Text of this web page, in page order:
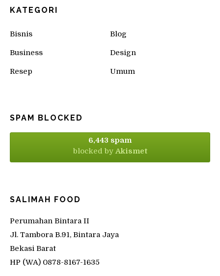
KATEGORI
Bisnis Blog
Business Design
Resep Umum
SPAM BLOCKED
6,443 spam
blocked by Akismet
SALIMAH FOOD
Perumahan Bintara II
Jl. Tambora B.91, Bintara Jaya
Bekasi Barat
HP (WA) 0878-8167-1635